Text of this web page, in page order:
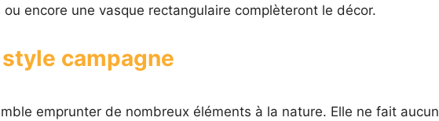
encore une vasque rectangulaire complèteront le décor.
campagne
emprunter de nombreux éléments à la nature. Elle ne fait aucun